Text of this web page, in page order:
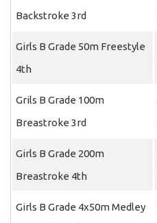
Backstroke 3rd
Girls B Grade 50m Freestyle
4th
Grils B Grade 100m
Breastroke 3rd
Girls B Grade 200m
Breastroke 4th
Girls B Grade 4x50m Medley